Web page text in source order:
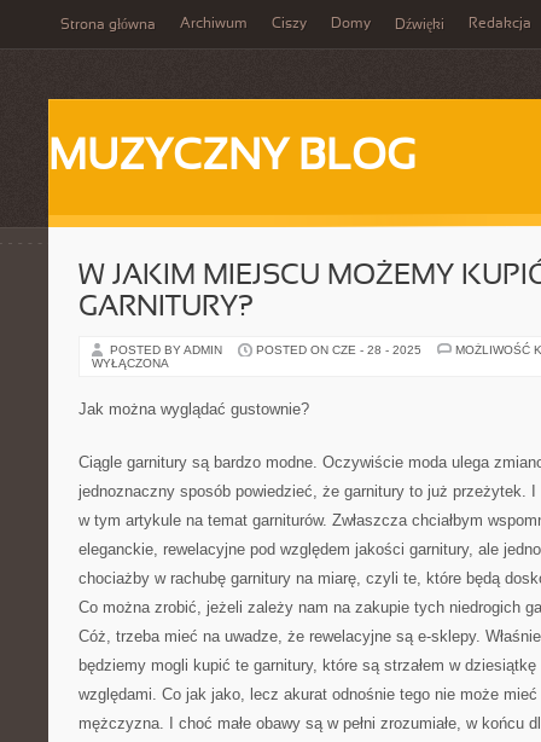
Strona główna Archiwum Ciszy Domy Dźwięki Redakcja
MUZYCZNY BLOG
W JAKIM MIEJSCU MOŻEMY
GARNITURY?
POSTED BY ADMIN POSTED ON CZE - 28 - 2025
MOŻLIWOŚĆ
WYŁĄCZONA
Jak można wyglądać gustownie?
Ciągle garnitury są bardzo modne. Oczywiście moda ulega
jednoznaczny sposób powiedzieć, że garnitury to już przeżytek.
w tym artykule na temat garniturów. Zwłaszcza chciałbym
eleganckie, rewelacyjne pod względem jakości garnitury, ale
chociażby w rachubę garnitury na miarę, czyli te, które będą
Co można zrobić, jeżeli zależy nam na zakupie tych niedrogich
Cóż, trzeba mieć na uwadze, że rewelacyjne są e-sklepy.
będziemy mogli kupić te garnitury, które są strzałem w
względami. Co jak jako, lecz akurat odnośnie tego nie może mieć
mężczyzna. I choć małe obawy są w pełni zrozumiałe, w końcu